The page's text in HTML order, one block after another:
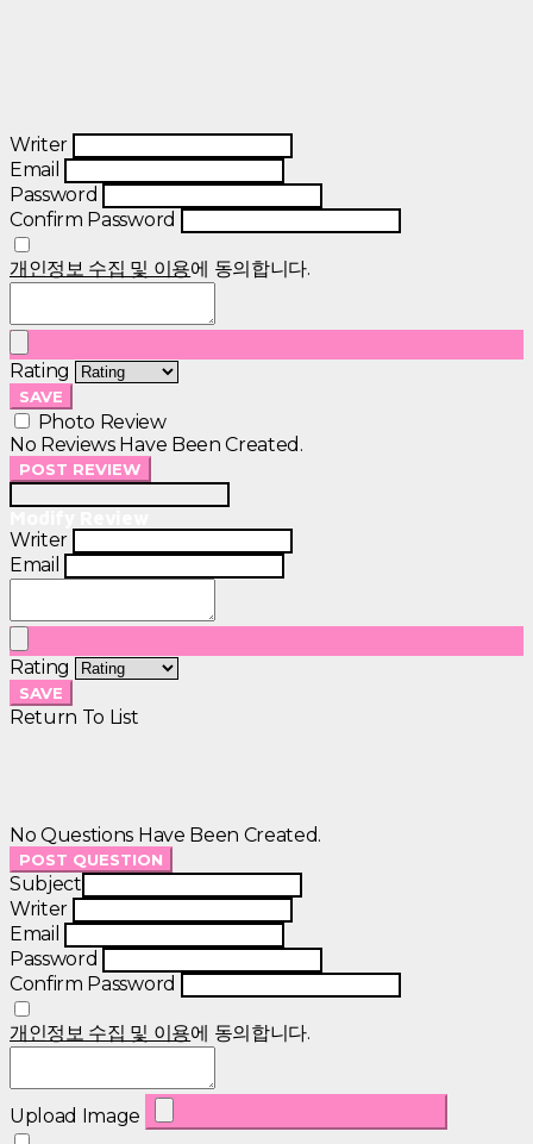
Writer
Email
Password
Confirm Password
개인정보 수집 및 이용에 동의합니다.
Rating
SAVE
Photo Review
No Reviews Have Been Created.
POST REVIEW
Writer
Email
Rating
SAVE
Return To List
No Questions Have Been Created.
POST QUESTION
Subject
Writer
Email
Password
Confirm Password
개인정보 수집 및 이용에 동의합니다.
Upload Image